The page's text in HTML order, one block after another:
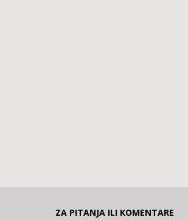
ZA PITANJA ILI KOMENTARE